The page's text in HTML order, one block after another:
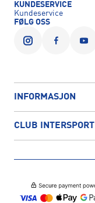
KUNDESERVICE
Kundeservice
FØLG OSS
INFORMASJON
CLUB INTERSPORT